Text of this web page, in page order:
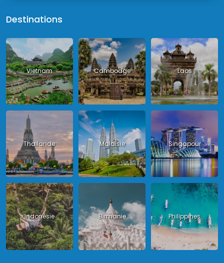
Destinations
Vietnam Cambodge Laos
Thailande Malaisie Singapour
Indonésie Birmanie Philippines